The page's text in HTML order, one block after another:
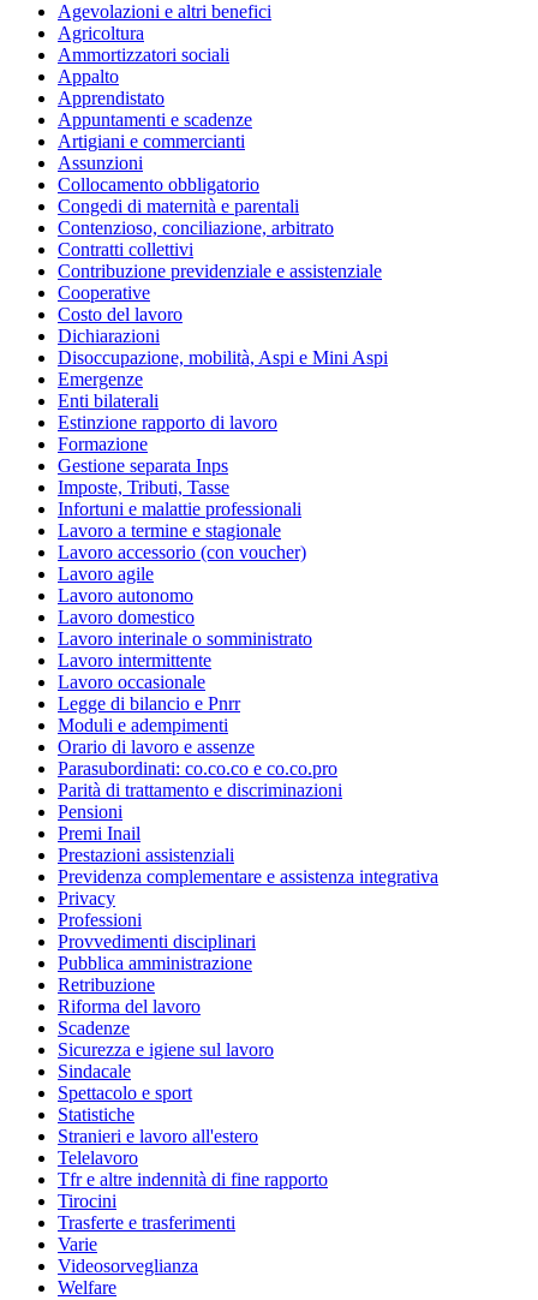
Agevolazioni e altri benefici
Agricoltura
Ammortizzatori sociali
Appalto
Apprendistato
Appuntamenti e scadenze
Artigiani e commercianti
Assunzioni
Collocamento obbligatorio
Congedi di maternità e parentali
Contenzioso, conciliazione, arbitrato
Contratti collettivi
Contribuzione previdenziale e assistenziale
Cooperative
Costo del lavoro
Dichiarazioni
Disoccupazione, mobilità, Aspi e Mini Aspi
Emergenze
Enti bilaterali
Estinzione rapporto di lavoro
Formazione
Gestione separata Inps
Imposte, Tributi, Tasse
Infortuni e malattie professionali
Lavoro a termine e stagionale
Lavoro accessorio (con voucher)
Lavoro agile
Lavoro autonomo
Lavoro domestico
Lavoro interinale o somministrato
Lavoro intermittente
Lavoro occasionale
Legge di bilancio e Pnrr
Moduli e adempimenti
Orario di lavoro e assenze
Parasubordinati: co.co.co e co.co.pro
Parità di trattamento e discriminazioni
Pensioni
Premi Inail
Prestazioni assistenziali
Previdenza complementare e assistenza integrativa
Privacy
Professioni
Provvedimenti disciplinari
Pubblica amministrazione
Retribuzione
Riforma del lavoro
Scadenze
Sicurezza e igiene sul lavoro
Sindacale
Spettacolo e sport
Statistiche
Stranieri e lavoro all'estero
Telelavoro
Tfr e altre indennità di fine rapporto
Tirocini
Trasferte e trasferimenti
Varie
Videosorveglianza
Welfare